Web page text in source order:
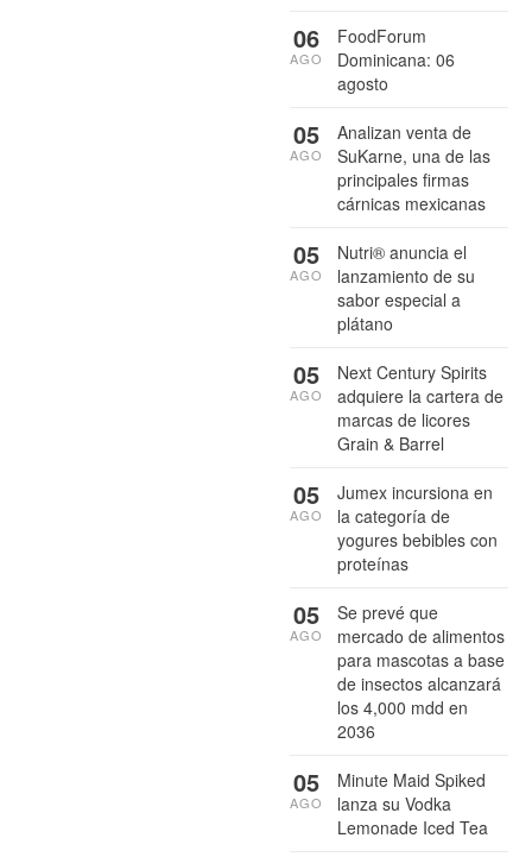
FoodForum
Dominicana: 06
agosto
06
AGO
Analizan venta de
SuKarne, una de las
principales firmas
cárnicas mexicanas
05
AGO
Nutri® anuncia el
lanzamiento de su
sabor especial a
plátano
05
AGO
Next Century Spirits
adquiere la cartera de
marcas de licores
Grain & Barrel
05
AGO
Jumex incursiona en
la categoría de
yogures bebibles con
proteínas
05
AGO
Se prevé que
mercado de alimentos
para mascotas a base
de insectos alcanzará
los 4,000 mdd en
2036
05
AGO
Minute Maid Spiked
lanza su Vodka
Lemonade Iced Tea
05
AGO